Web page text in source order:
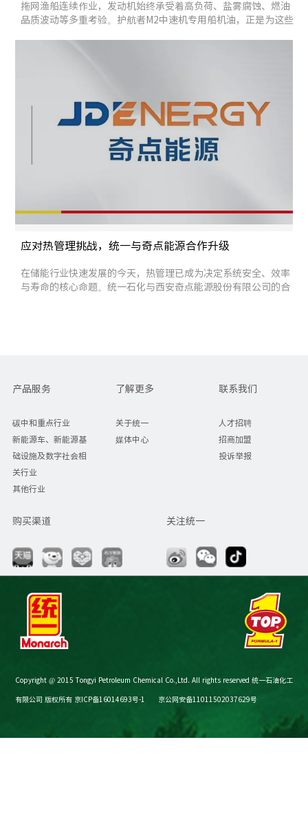
拖网渔船连续作业，发动机始终承受着高负荷、盐雾腐蚀、燃油
品质波动等多重考验。护航者M2中速机专用船机油，正是为这些
应对热管理挑战，统一与奇点能源合作升级
在储能行业快速发展的今天，热管理已成为决定系统安全、效率
与寿命的核心命题。统一石化与西安奇点能源股份有限公司的合
产品服务
碳中和重点行业
新能源车、新能源基
础设施及数字社会相
关行业
其他行业
了解更多
关于统一
媒体中心
联系我们
人才招聘
招商加盟
投诉举报
购买渠道 关注统一
Copyright @ 2015 Tongyi Petroleum Chemical Co.,Ltd. All rights reserved 统一石油化工
有限公司 版权所有 京ICP备16014693号-1 京公网安备11011502037629号